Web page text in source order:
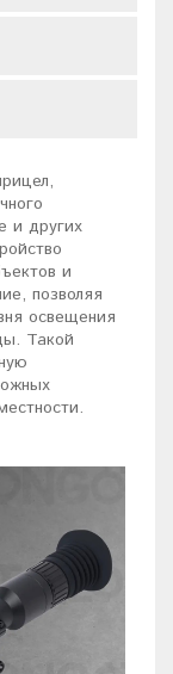
и других
и
позволяя
освещения
Такой